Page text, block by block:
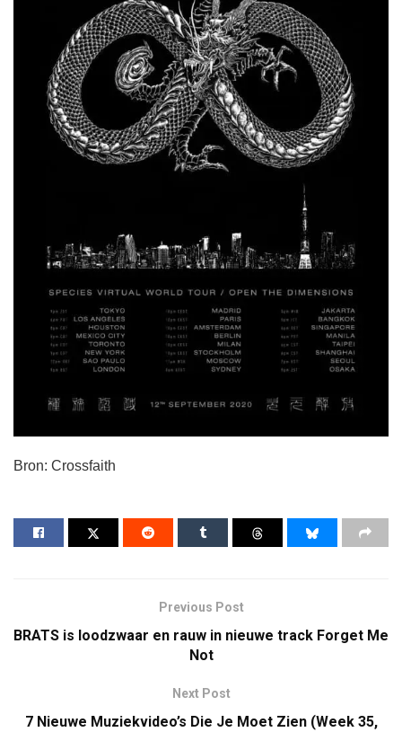
Bron: Crossfaith
Previous Post
BRATS is loodzwaar en rauw in nieuwe track Forget Me
Not
Next Post
7 Nieuwe Muziekvideo’s Die Je Moet Zien (Week 35,